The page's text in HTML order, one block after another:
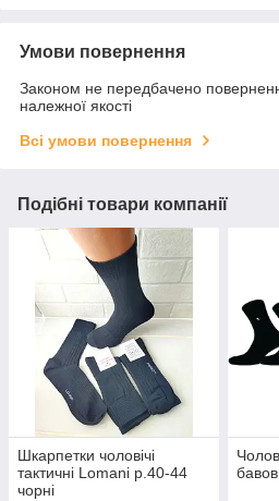
Умови повернення
Законом не передбачено
належної якості
Всі умови повернення
Подібні товари компанії
Шкарпетки чоловічі
тактичні Lomani р.40-44
чорні